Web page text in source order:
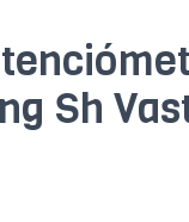
Sh